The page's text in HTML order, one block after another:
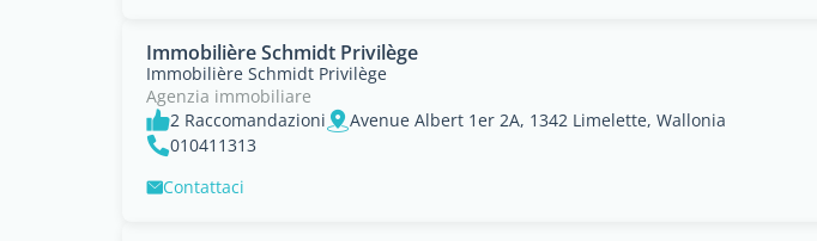
Immobilière Schmidt Privilège
Immobilière Schmidt Privilège
Agenzia immobiliare
2 Raccomandazioni
Avenue Albert 1er 2A, 1342 Limelette, Wallonia
010411313
Contattaci